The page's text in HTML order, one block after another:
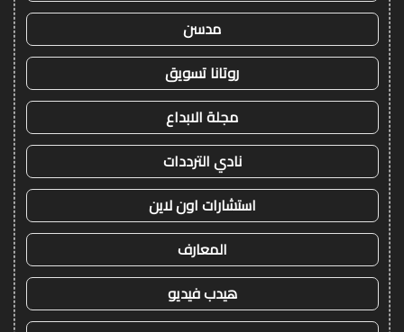
مدسن
روتانا تسويق
مجلة الابداع
نادي الترددات
استشارات اون لاين
المعارف
هيدب فيديو